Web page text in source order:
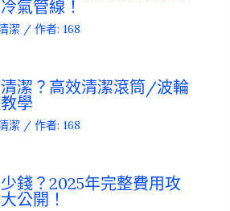
氣管線！
潔 / 作者: 168
潔？高效清潔滾筒/波輪
學
潔 / 作者: 168
錢？2025年完整費用攻
公開！